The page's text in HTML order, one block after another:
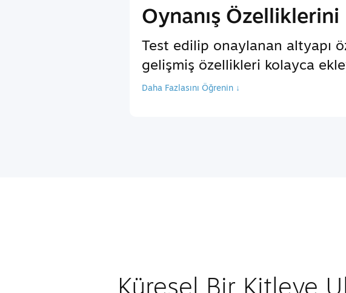
Oynanış Özelliklerini
Test edilip onaylanan altyapı
gelişmiş özellikleri kolayca
Daha Fazlasını Öğrenin ↓
Küresel Bir Kitleye